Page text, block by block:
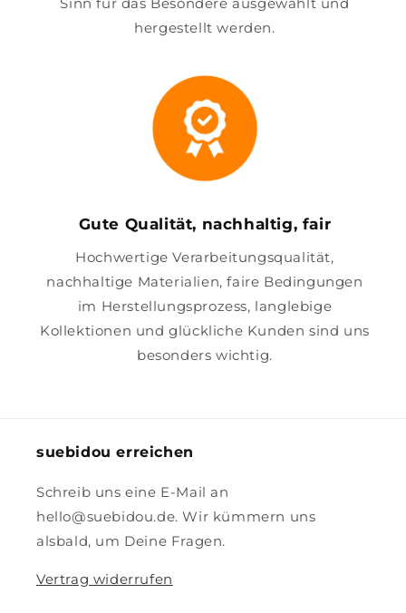
hergestellt werden.
Gute Qualität, nachhaltig, fair
Hochwertige Verarbeitungsqualität,
nachhaltige Materialien, faire Bedingungen
im Herstellungsprozess, langlebige
Kollektionen und glückliche Kunden sind uns
besonders wichtig.
suebidou erreichen
Schreib uns eine E-Mail an
hello@suebidou.de. Wir kümmern uns
alsbald, um Deine Fragen.
Vertrag widerrufen